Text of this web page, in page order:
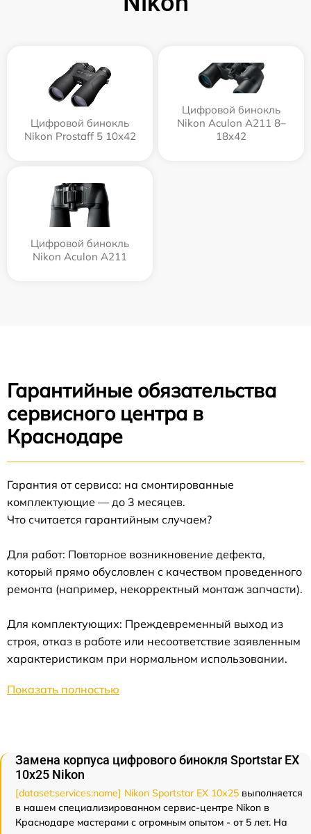
Цифровой бинокль
Nikon Prostaff 5 10x42
Цифровой бинокль
Nikon Aculon A211 8–
18x42
Цифровой бинокль
Nikon Aculon A211
Гарантийные обязательства
сервисного центра в
Краснодаре
Гарантия от сервиса: на смонтированные
комплектующие — до 3 месяцев.
Что считается гарантийным случаем?
Для работ: Повторное возникновение дефекта,
который прямо обусловлен с качеством проведенного
ремонта (например, некорректный монтаж запчасти).
Для комплектующих: Преждевременный выход из
строя, отказ в работе или несоответствие заявленным
характеристикам при нормальном использовании.
Показать полностью
Замена корпуса цифрового бинокля Sportstar EX
10x25 Nikon
[dataset:services:name] Nikon Sportstar EX 10x25 выполняется
в нашем специализированном сервис-центре Nikon в
Краснодаре мастерами с огромным опытом - от 5 лет. На